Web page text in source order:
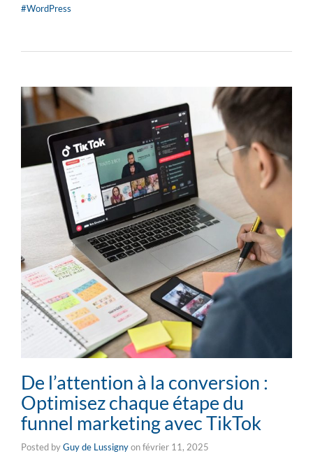
#WordPress
De l’attention à la conversion :
Optimisez chaque étape du
funnel marketing avec TikTok
Posted byGuy de Lussignyonfévrier 11, 2025